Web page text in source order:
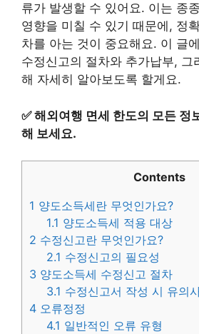
류가 발생할 수 있어요. 이는 종
영향을 미칠 수 있기 때문에, 정
차를 아는 것이 중요해요. 이 글
수정신고의 절차와 추가납부, 그
해 자세히 알아보도록 할게요.
✅해외여행 면세 한도의 모든 정
해 보세요.
Contents
1 양도소득세란 무엇인가요?
1.1 양도소득세 적용 대상
2 수정신고란 무엇인가요?
2.1 수정신고의 필요성
3 양도소득세 수정신고 절차
3.1 수정신고서 작성 시 유의
4 오류정정
4.1 일반적인 오류 유형